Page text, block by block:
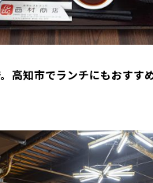
高知市でランチにもおすす